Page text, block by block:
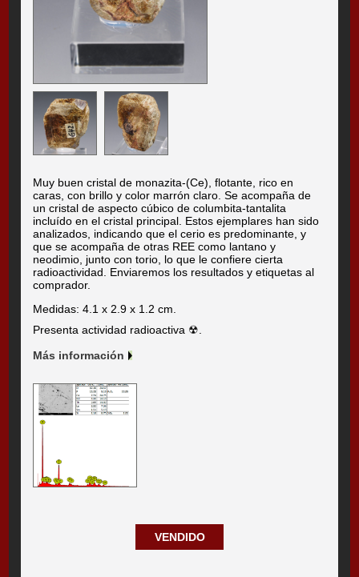
Muy buen cristal de monazita-(Ce), flotante, rico en
caras, con brillo y color marrón claro. Se acompaña de
un cristal de aspecto cúbico de columbita-tantalita
incluído en el cristal principal. Estos ejemplares han sido
analizados, indicando que el cerio es predominante, y
que se acompaña de otras REE como lantano y
neodimio, junto con torio, lo que le confiere cierta
radioactividad. Enviaremos los resultados y etiquetas al
comprador.
Medidas: 4.1 x 2.9 x 1.2 cm.
Presenta actividad radioactiva ☢.
Más información
VENDIDO